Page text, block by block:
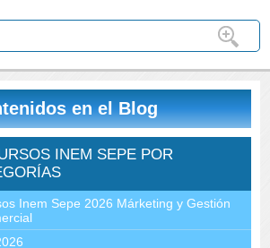
en el Blog
INEM SEPE POR
Inem Sepe 2026 Márketing y Gestión